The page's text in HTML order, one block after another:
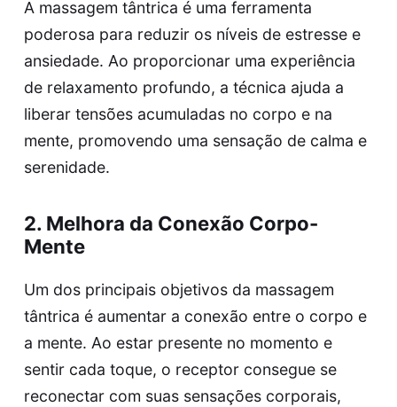
A massagem tântrica é uma ferramenta
poderosa para reduzir os níveis de estresse e
ansiedade. Ao proporcionar uma experiência
de relaxamento profundo, a técnica ajuda a
liberar tensões acumuladas no corpo e na
mente, promovendo uma sensação de calma e
serenidade.
2. Melhora da Conexão Corpo-
Mente
Um dos principais objetivos da massagem
tântrica é aumentar a conexão entre o corpo e
a mente. Ao estar presente no momento e
sentir cada toque, o receptor consegue se
reconectar com suas sensações corporais,